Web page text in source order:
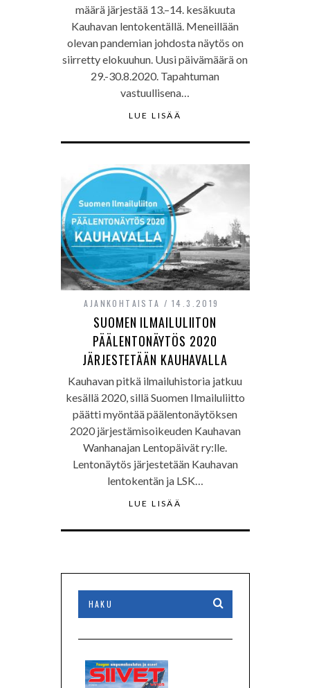
määrä järjestää 13.–14. kesäkuuta
Kauhavan lentokentällä. Meneillään
olevan pandemian johdosta näytös on
siirretty elokuuhun. Uusi päivämäärä on
29.-30.8.2020. Tapahtuman
vastuullisena…
LUE LISÄÄ
AJANKOHTAISTA 14.3.2019
SUOMEN ILMAILULIITON
PÄÄLENTONÄYTÖS 2020
JÄRJESTETÄÄN KAUHAVALLA
Kauhavan pitkä ilmailuhistoria jatkuu
kesällä 2020, sillä Suomen Ilmailuliitto
päätti myöntää päälentonäytöksen
2020 järjestämisoikeuden Kauhavan
Wanhanajan Lentopäivät ry:lle.
Lentonäytös järjestetään Kauhavan
lentokentän ja LSK…
LUE LISÄÄ